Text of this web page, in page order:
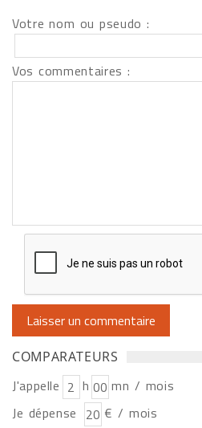
Votre nom ou pseudo :
Vos commentaires :
COMPARATEURS
J'appelle h
mn / mois
Je dépense
€ / mois